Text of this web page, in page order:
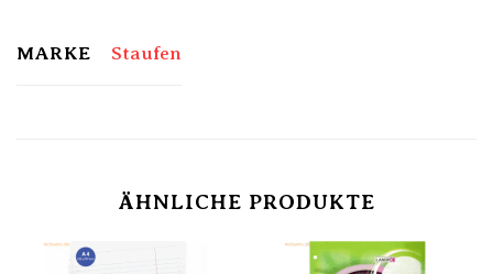
MARKE Staufen
ÄHNLICHE PRODUKTE